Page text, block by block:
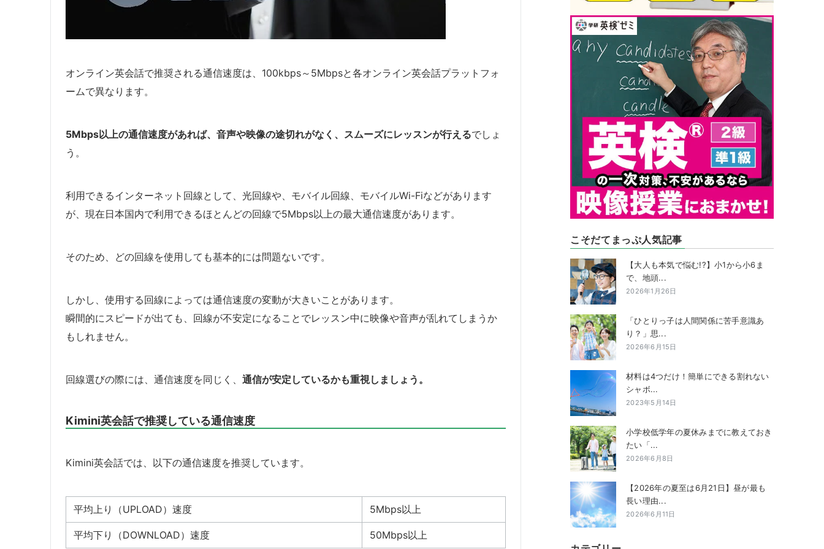
オンライン英会話で推奨される通信速度は、100kbps～5Mbpsと各オンライン英会話プラットフォ
ームで異なります。
5Mbps以上の通信速度があれば、音声や映像の途切れがなく、スムーズにレッスンが行えるでしょ
う。
利用できるインターネット回線として、光回線や、モバイル回線、モバイルWi-Fiなどがあります
が、現在日本国内で利用できるほとんどの回線で5Mbps以上の最大通信速度があります。
そのため、どの回線を使用しても基本的には問題ないです。
しかし、使用する回線によっては通信速度の変動が大きいことがあります。
瞬間的にスピードが出ても、回線が不安定になることでレッスン中に映像や音声が乱れてしまうか
もしれません。
回線選びの際には、通信速度を同じく、 通信が安定しているかも重視しましょう。
Kimini英会話で推奨している通信速度
Kimini英会話では、以下の通信速度を推奨しています。
平均上り（UPLOAD）速度 5Mbps以上
平均下り（DOWNLOAD）速度 50Mbps以上
こそだてまっぷ人気記事
【大人も本気で悩む!?】小1から小6ま
で、地頭...
2026年1月26日
「ひとりっ子は人間関係に苦手意識あ
り？」思...
2026年6月15日
材料は4つだけ！簡単にできる割れない
シャボ...
2023年5月14日
小学校低学年の夏休みまでに教えておき
たい「...
2026年6月8日
【2026年の夏至は6月21日】昼が最も
長い理由...
2026年6月11日